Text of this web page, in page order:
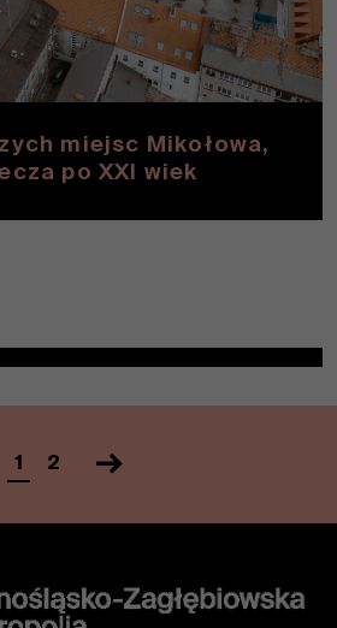
miejsc Mikołowa,
po XXI wiek
Nawigacja
1 2
zachowaniem
podczas
odwiedzania naszej
witryny, zwiększasz
spersonalizowanych
treści i ofert.